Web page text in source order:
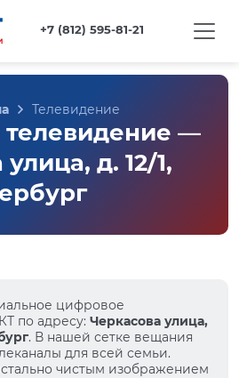
+7 (812) 595-81-21
Телевидение
—
д. 12/1,
цифровое
по адресу: Черкасова улица,
. В нашей сетке вещания
для всей семьи.
чистым изображением